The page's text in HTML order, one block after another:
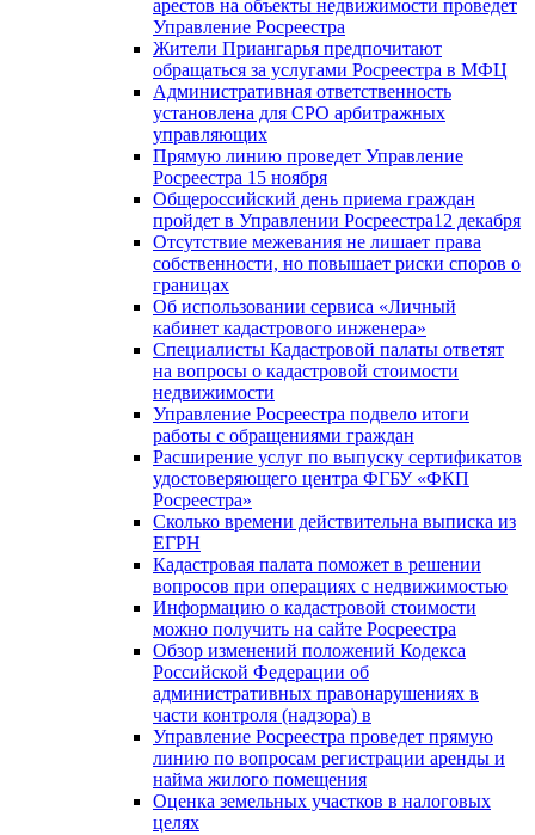
арестов на объекты недвижимости проведет
Управление Росреестра
Жители Приангарья предпочитают
обращаться за услугами Росреестра в МФЦ
Административная ответственность
установлена для СРО арбитражных
управляющих
Прямую линию проведет Управление
Росреестра 15 ноября
Общероссийский день приема граждан
пройдет в Управлении Росреестра12 декабря
Отсутствие межевания не лишает права
собственности, но повышает риски споров о
границах
Об использовании сервиса «Личный
кабинет кадастрового инженера»
Специалисты Кадастровой палаты ответят
на вопросы о кадастровой стоимости
недвижимости
Управление Росреестра подвело итоги
работы с обращениями граждан
Расширение услуг по выпуску сертификатов
удостоверяющего центра ФГБУ «ФКП
Росреестра»
Сколько времени действительна выписка из
ЕГРН
Кадастровая палата поможет в решении
вопросов при операциях с недвижимостью
Информацию о кадастровой стоимости
можно получить на сайте Росреестра
Обзор изменений положений Кодекса
Российской Федерации об
административных правонарушениях в
части контроля (надзора) в
Управление Росреестра проведет прямую
линию по вопросам регистрации аренды и
найма жилого помещения
Оценка земельных участков в налоговых
целях